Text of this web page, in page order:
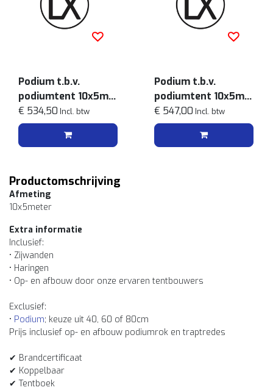
Podium t.b.v.
podiumtent 10x5m
hoogte 40cm
€ 534,50 Incl. btw
Podium t.b.v.
podiumtent 10x5m
hoogte 60cm
€ 547,00 Incl. btw
Productomschrijving
Afmeting
10x5meter
Extra informatie
Inclusief:
• Zijwanden
• Haringen
• Op- en afbouw door onze ervaren tentbouwers
Exclusief:
• Podium; keuze uit 40, 60 of 80cm
Prijs inclusief op- en afbouw podiumrok en traptredes
✔ Brandcertificaat
✔ Koppelbaar
✔ Tentboek